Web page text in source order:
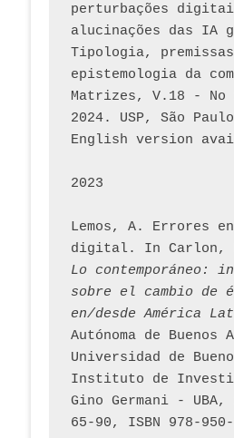
perturbações
alucinações das IA
Tipologia,
epistemologia da
Matrizes, V.18 -
2024. USP, São
English version
2023
Lemos, A. Errores
Lo contemporáneo:
sobre el cambio de
en/desde América
Autónoma de Buenos
Universidad de
Instituto de
Gino Germani - UBA,
65-90, ISBN 978-